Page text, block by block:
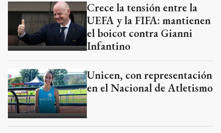
Crece la tensión entre la
UEFA y la FIFA: mantienen
el boicot contra Gianni
Infantino
Unicen, con representación
en el Nacional de Atletismo